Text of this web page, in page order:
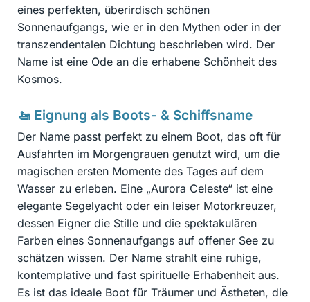
eines perfekten, überirdisch schönen
Sonnenaufgangs, wie er in den Mythen oder in der
transzendentalen Dichtung beschrieben wird. Der
Name ist eine Ode an die erhabene Schönheit des
Kosmos.
🚤 Eignung als Boots- & Schiffsname
Der Name passt perfekt zu einem Boot, das oft für
Ausfahrten im Morgengrauen genutzt wird, um die
magischen ersten Momente des Tages auf dem
Wasser zu erleben. Eine „Aurora Celeste“ ist eine
elegante Segelyacht oder ein leiser Motorkreuzer,
dessen Eigner die Stille und die spektakulären
Farben eines Sonnenaufgangs auf offener See zu
schätzen wissen. Der Name strahlt eine ruhige,
kontemplative und fast spirituelle Erhabenheit aus.
Es ist das ideale Boot für Träumer und Ästheten, die